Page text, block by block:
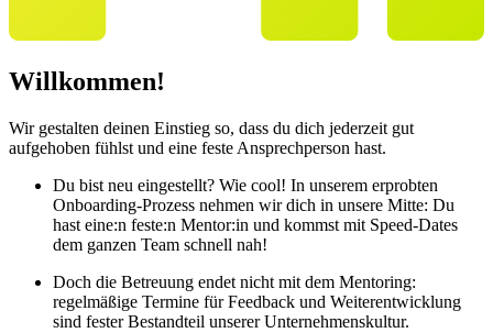
Willkommen!
Wir gestalten deinen Einstieg so, dass du dich jederzeit gut
aufgehoben fühlst und eine feste Ansprechperson hast.
Du bist neu eingestellt? Wie cool! In unserem erprobten
Onboarding-Prozess nehmen wir dich in unsere Mitte: Du
hast eine:n feste:n Mentor:in und kommst mit Speed-Dates
dem ganzen Team schnell nah!
Doch die Betreuung endet nicht mit dem Mentoring:
regelmäßige Termine für Feedback und Weiterentwicklung
sind fester Bestandteil unserer Unternehmenskultur.